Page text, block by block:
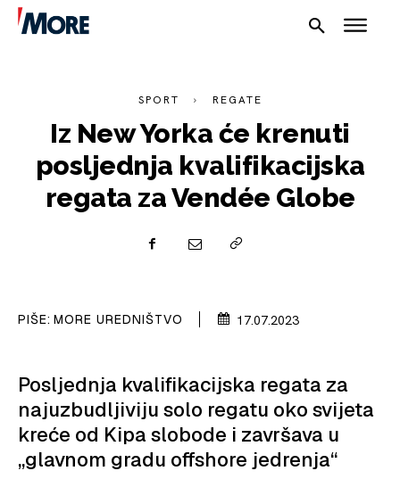
NAUTIKA
PLOVIDBA
VELIKE PRIČE
PRETPLATA
SPORT REGATE
Iz New Yorka će krenuti
posljednja kvalifikacijska
regata za Vendée Globe
PIŠE: MORE UREDNIŠTVO 17.07.2023
Posljednja kvalifikacijska regata za
najuzbudljiviju solo regatu oko svijeta
kreće od Kipa slobode i završava u
„glavnom gradu offshore jedrenja“